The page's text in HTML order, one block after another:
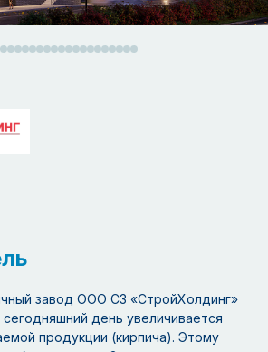
завод ООО СЗ «СтройХолдинг»
сегодняшний день увеличивается
продукции (кирпича). Этому